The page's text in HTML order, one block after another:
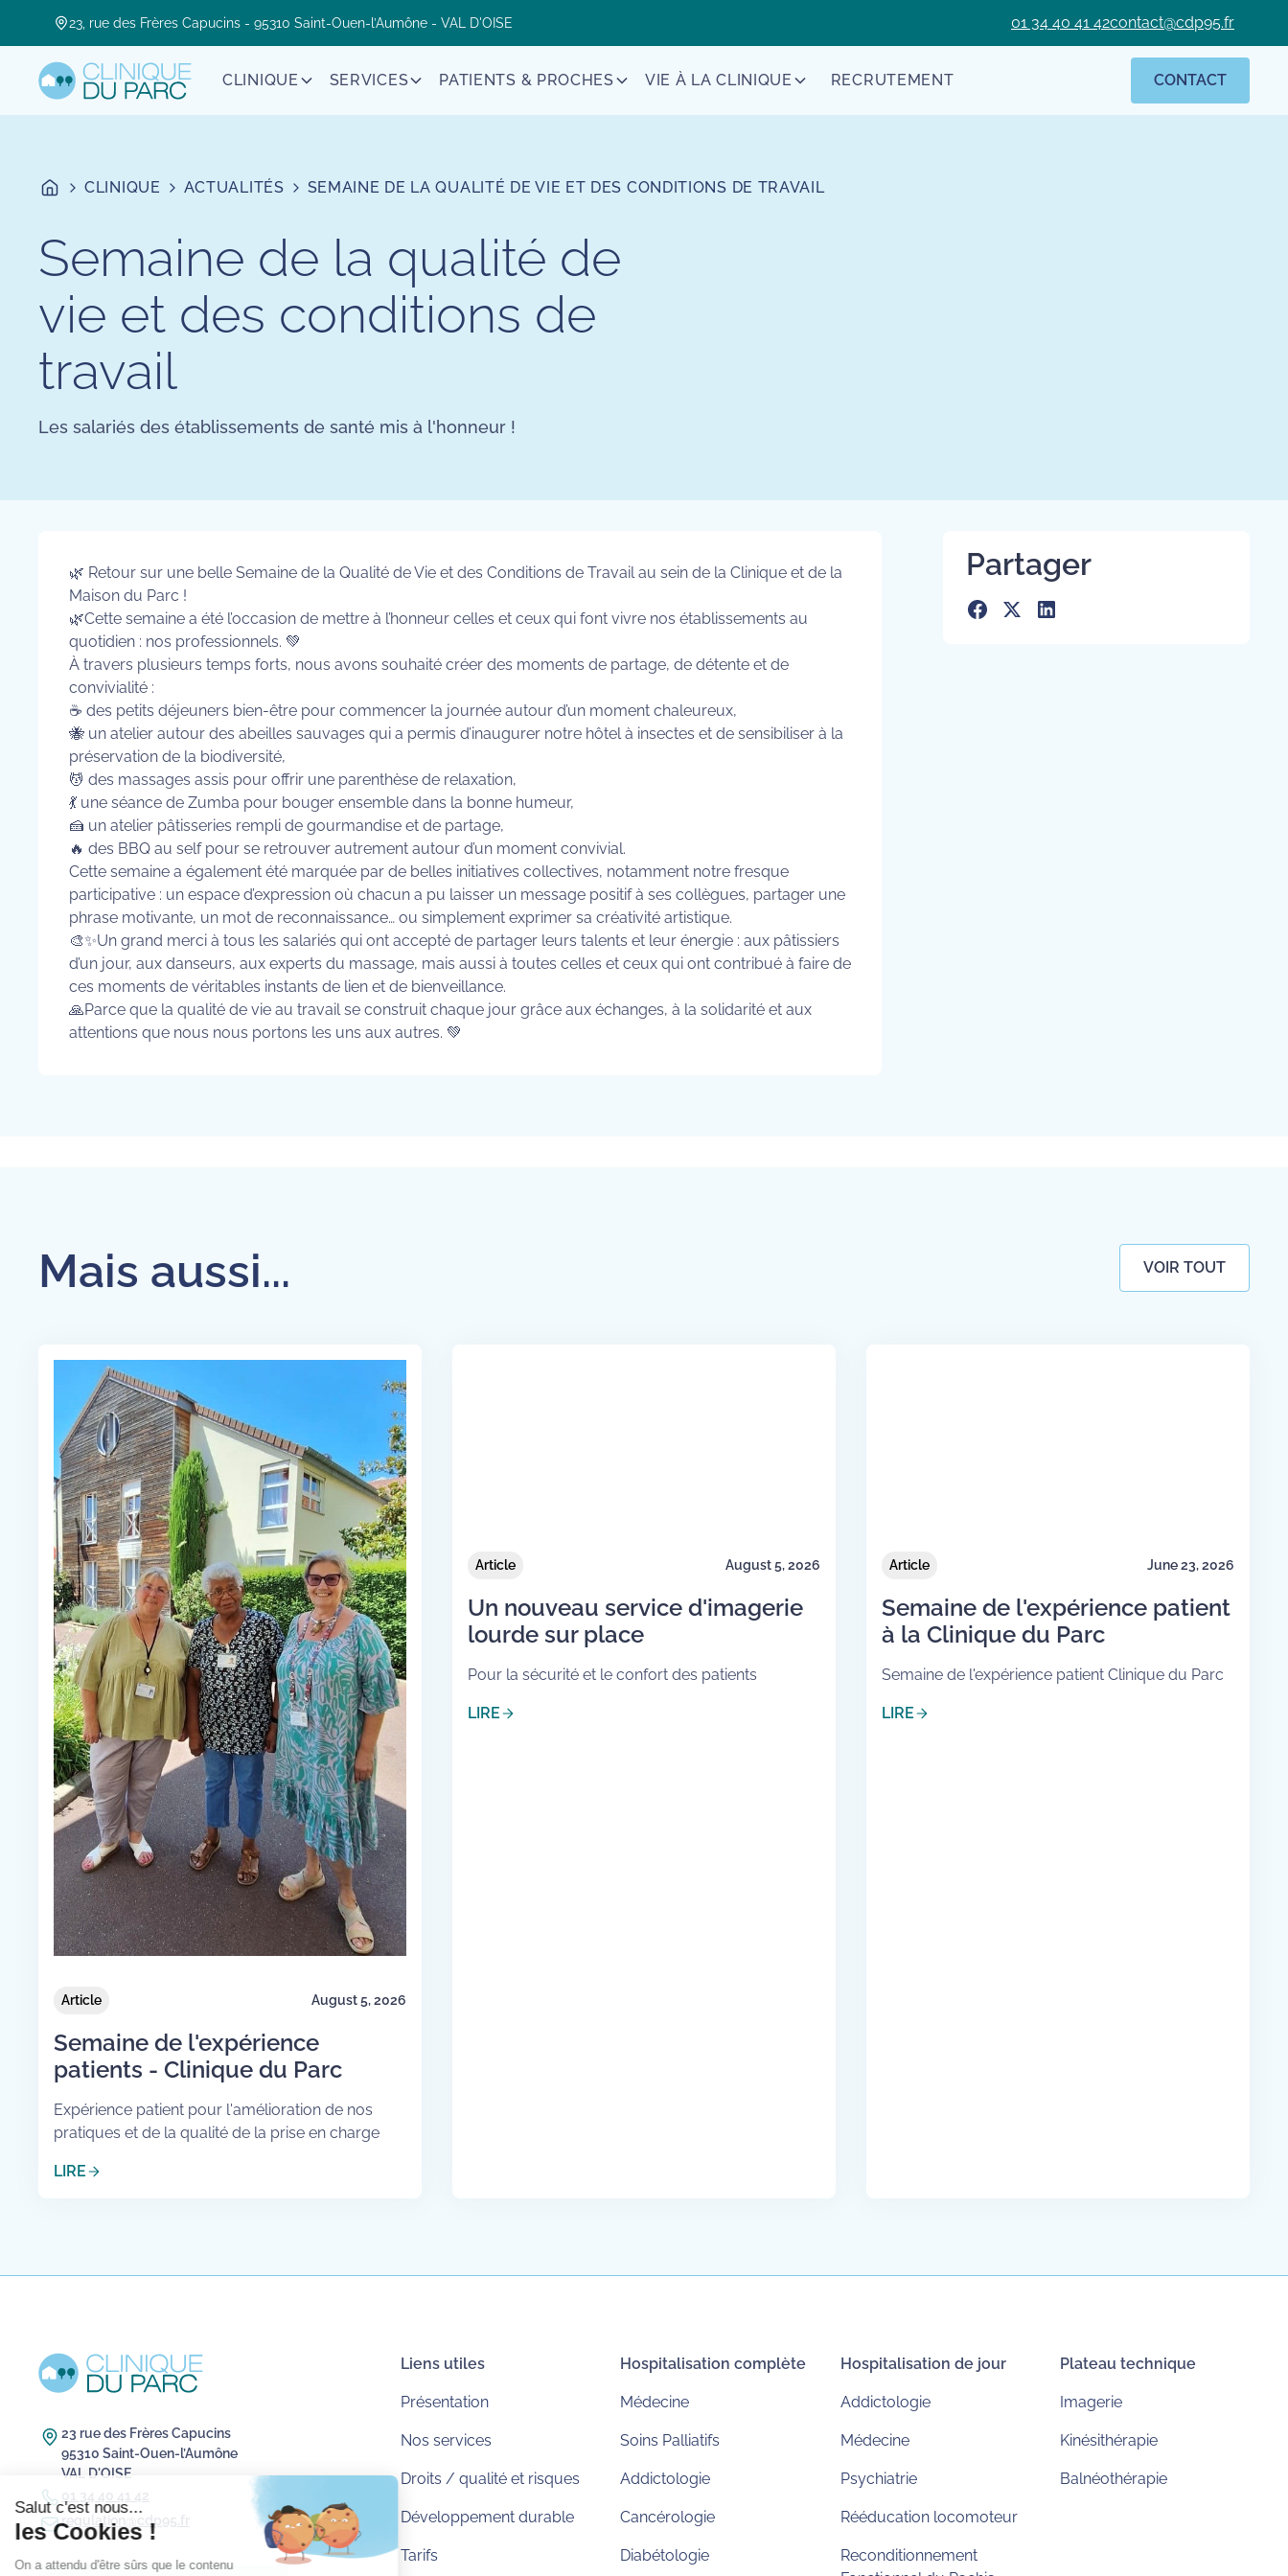
23, rue des Frères Capucins - 95310 Saint-Ouen-l’Aumône - VAL D'OISE 01 34 40 41 42contact@cdp95.fr
CLINIQUE SERVICES PATIENTS & PROCHES VIE À LA CLINIQUE RECRUTEMENT CONTACT
CLINIQUE ACTUALITÉS SEMAINE DE LA QUALITÉ DE VIE ET DES CONDITIONS DE TRAVAIL
Semaine de la qualité de
vie et des conditions de
travail
Les salariés des établissements de santé mis à l'honneur !
🌿 Retour sur une belle Semaine de la Qualité de Vie et des Conditions de Travail au sein de la Clinique et de la
Maison du Parc !
🌿Cette semaine a été l’occasion de mettre à l’honneur celles et ceux qui font vivre nos établissements au
quotidien : nos professionnels. 💚
À travers plusieurs temps forts, nous avons souhaité créer des moments de partage, de détente et de
convivialité :
☕ des petits déjeuners bien-être pour commencer la journée autour d’un moment chaleureux,
🐝 un atelier autour des abeilles sauvages qui a permis d’inaugurer notre hôtel à insectes et de sensibiliser à la
préservation de la biodiversité,
💆 des massages assis pour offrir une parenthèse de relaxation,
💃 une séance de Zumba pour bouger ensemble dans la bonne humeur,
🍰 un atelier pâtisseries rempli de gourmandise et de partage,
🔥 des BBQ au self pour se retrouver autrement autour d’un moment convivial.
Cette semaine a également été marquée par de belles initiatives collectives, notamment notre fresque
participative : un espace d’expression où chacun a pu laisser un message positif à ses collègues, partager une
phrase motivante, un mot de reconnaissance… ou simplement exprimer sa créativité artistique.
🎨✨Un grand merci à tous les salariés qui ont accepté de partager leurs talents et leur énergie : aux pâtissiers
d’un jour, aux danseurs, aux experts du massage, mais aussi à toutes celles et ceux qui ont contribué à faire de
ces moments de véritables instants de lien et de bienveillance.
🙏Parce que la qualité de vie au travail se construit chaque jour grâce aux échanges, à la solidarité et aux
attentions que nous nous portons les uns aux autres. 💚
Partager
Mais aussi... VOIR TOUT
Article August 5, 2026
Semaine de l'expérience
patients - Clinique du Parc
Expérience patient pour l'amélioration de nos
pratiques et de la qualité de la prise en charge
LIRE
Article August 5, 2026
Un nouveau service d'imagerie
lourde sur place
Pour la sécurité et le confort des patients
LIRE
Article June 23, 2026
Semaine de l'expérience patient
à la Clinique du Parc
Semaine de l'expérience patient Clinique du Parc
LIRE
23 rue des Frères Capucins
95310 Saint-Ouen-l’Aumône
VAL D'OISE
01 34 40 41 42
regulation@cdp95.fr
Liens utiles
Présentation
Nos services
Droits / qualité et risques
Développement durable
Tarifs
Hospitalisation complète
Médecine
Soins Palliatifs
Addictologie
Cancérologie
Diabétologie
Hospitalisation de jour
Addictologie
Médecine
Psychiatrie
Rééducation locomoteur
Reconditionnement
Plateau technique
Imagerie
Kinésithérapie
Balnéothérapie